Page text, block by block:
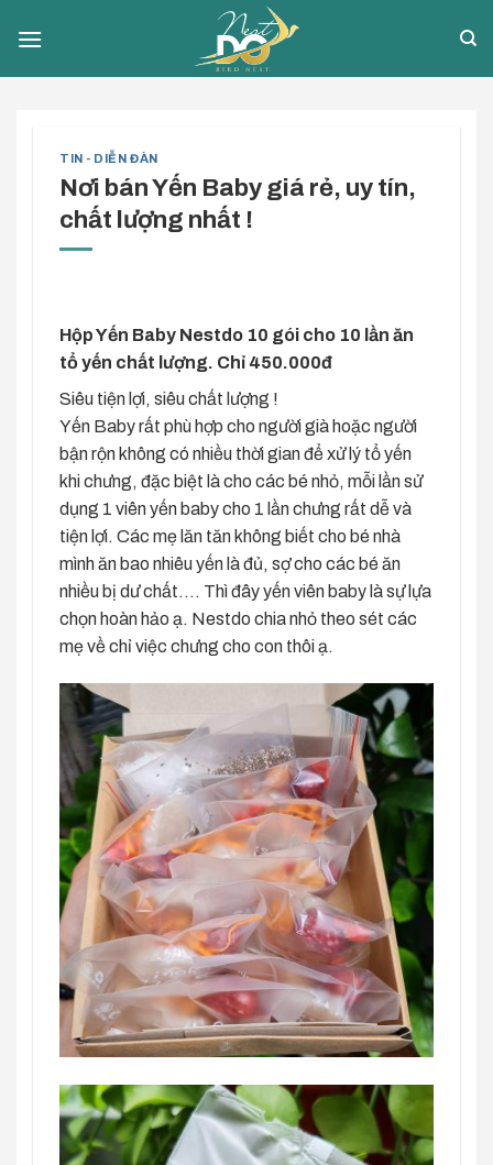
TIN - DIỄN ĐÀN
Nơi bán Yến Baby giá rẻ, uy tín,
chất lượng nhất !
Hộp Yến Baby Nestdo 10 gói cho 10 lần ăn
tổ yến chất lượng. Chỉ 450.000đ
Siêu tiện lợi, siêu chất lượng !
Yến Baby rất phù hợp cho người già hoặc người
bận rộn không có nhiều thời gian để xử lý tổ yến
khi chưng, đặc biệt là cho các bé nhỏ, mỗi lần sử
dụng 1 viên yến baby cho 1 lần chưng rất dễ và
tiện lợi. Các mẹ lăn tăn không biết cho bé nhà
mình ăn bao nhiêu yến là đủ, sợ cho các bé ăn
nhiều bị dư chất…. Thì đây yến viên baby là sự lựa
chọn hoàn hảo ạ. Nestdo chia nhỏ theo sét các
mẹ về chỉ việc chưng cho con thôi ạ.